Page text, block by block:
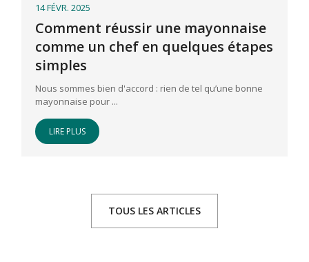
14 FÉVR. 2025
Comment réussir une mayonnaise
comme un chef en quelques étapes
simples
Nous sommes bien d'accord : rien de tel qu’une bonne
mayonnaise pour ...
LIRE PLUS
TOUS LES ARTICLES